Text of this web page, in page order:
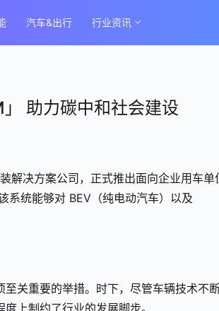
汽车&出行 行业资讯
助力碳中和社会建设
决方案公司，正式推出面向企业用车单
系统能够对 BEV（纯电动汽车）以及
关重要的举措。时下，尽管车辆技术不